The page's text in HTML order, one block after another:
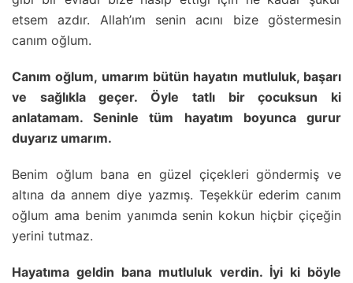
etsem azdır. Allah’ım senin acını bize göstermesin
canım oğlum.
Canım oğlum, umarım bütün hayatın mutluluk, başarı
ve sağlıkla geçer. Öyle tatlı bir çocuksun ki
anlatamam. Seninle tüm hayatım boyunca gurur
duyarız umarım.
Benim oğlum bana en güzel çiçekleri göndermiş ve
altına da annem diye yazmış. Teşekkür ederim canım
oğlum ama benim yanımda senin kokun hiçbir çiçeğin
yerini tutmaz.
Hayatıma geldin bana mutluluk verdin. İyi ki böyle